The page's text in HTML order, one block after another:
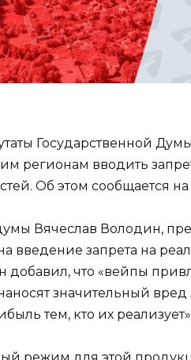
Государственной
регионам вводить
Об этом сообщается на
Вячеслав Володин,
введение запрета на
что «вейпы
значительный
тем, кто их